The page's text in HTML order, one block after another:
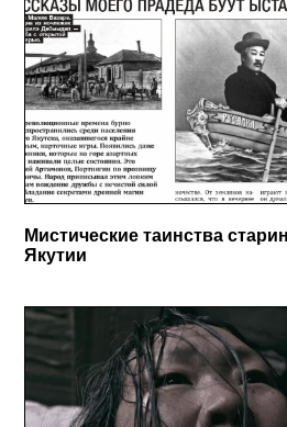
Мистические таинства
Якутии